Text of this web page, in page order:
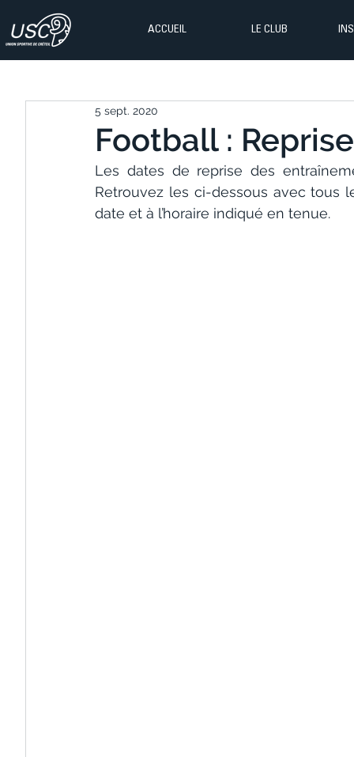
ACCUEIL LE CLUB
Football :
5 sept. 2020
Les dates de reprise des
Retrouvez les ci-dessous avec tous
date et à l’horaire indiqué en tenue.